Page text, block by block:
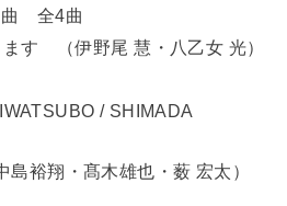
曲 全4曲
す （伊野尾 慧・八乙女 光）
/ SHIMADA
裕翔・髙木雄也・薮 宏太）